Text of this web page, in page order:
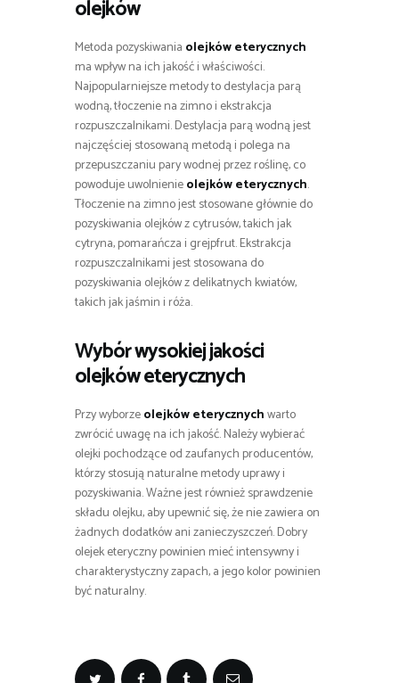
olejków
Metoda pozyskiwania olejków eterycznych
ma wpływ na ich jakość i właściwości.
Najpopularniejsze metody to destylacja parą
wodną, tłoczenie na zimno i ekstrakcja
rozpuszczalnikami. Destylacja parą wodną jest
najczęściej stosowaną metodą i polega na
przepuszczaniu pary wodnej przez roślinę, co
powoduje uwolnienieolejków eterycznych.
Tłoczenie na zimno jest stosowane głównie do
pozyskiwania olejków z cytrusów, takich jak
cytryna, pomarańcza i grejpfrut. Ekstrakcja
rozpuszczalnikami jest stosowana do
pozyskiwania olejków z delikatnych kwiatów,
takich jak jaśmin i róża.
Wybór wysokiej jakości
olejków eterycznych
Przy wyborzeolejków eterycznychwarto
zwrócić uwagę na ich jakość. Należy wybierać
olejki pochodzące od zaufanych producentów,
którzy stosują naturalne metody uprawy i
pozyskiwania. Ważne jest również sprawdzenie
składu olejku, aby upewnić się, że nie zawiera on
żadnych dodatków ani zanieczyszczeń. Dobry
olejek eteryczny powinien mieć intensywny i
charakterystyczny zapach, a jego kolor powinien
być naturalny.